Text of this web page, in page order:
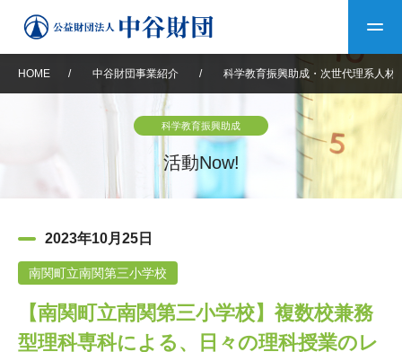
中谷財団について
設立趣意書
沿革 40年史デジタルブック
中谷財団40年史
中谷財団事業紹介
神戸賞 長期大型研究助成
中谷財団動画紹介
その他情報
HOME / 中谷財団事業紹介 / 科学教育振興助成・次世代理系人材
科学教育振興助成
活動Now!
2023年10月25日
南関町立南関第三小学校
【南関町立南関第三小学校】複数校兼務
型理科専科による、日々の理科授業のレ